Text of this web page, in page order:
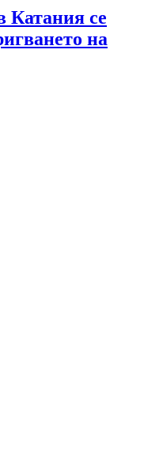
Катания се
на